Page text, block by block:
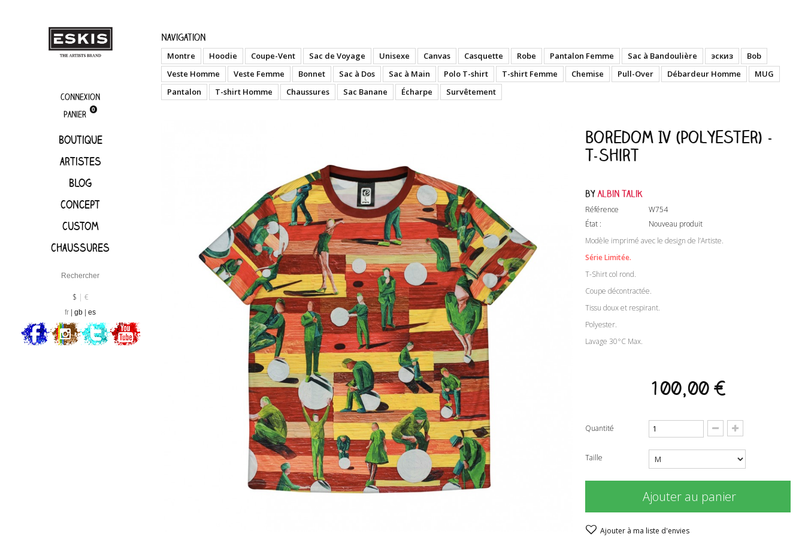
Connexion
Panier
0
Boutique
artistes
Blog
Concept
Custom
Chaussures
$ €
fr gb es
boutique
Navigation
Montre Hoodie Coupe-Vent Sac de Voyage Unisexe Canvas Casquette Robe Pantalon Femme Sac à Bandoulière эскиз
Bob
Veste Homme
Veste Femme Bonnet Sac à Dos Sac à Main Polo T-shirt T-shirt Femme Chemise Pull-Over Débardeur Homme
MUG
Pantalon
T-shirt Homme Chaussures Sac Banane Écharpe Survêtement
Boredom IV (Polyester) -
T-shirt
byAlbin Talik
Référence
W754
État :
Nouveau produit
Modèle imprimé avec le design de l’Artiste.
Série Limitée.
T-Shirt col rond.
Coupe décontractée.
Tissu doux et respirant.
Polyester.
Lavage 30°C Max.
100,00 €
Quantité
Taille
Ajouter au panier
Ajouter à ma liste d'envies